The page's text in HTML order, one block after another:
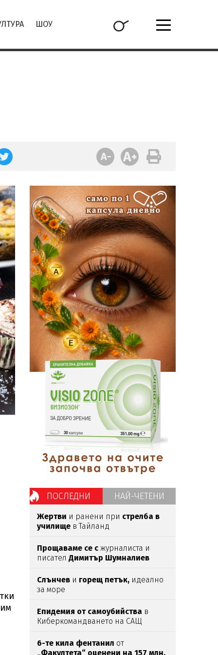
ШОУ
ПОСЛЕДНИ НАЙ-ЧЕТЕНИ
Жертви и ранени при стрелба в
училище в Тайланд
Прощаваме се с журналиста и
писател Димитър Шумналиев
Слънчев и горещ петък, идеално
за море
Епидемия от самоубийства в
Киберкомандването на САЩ
6-те кила фентанил от
„Факултета“ оценени на 157 млн.